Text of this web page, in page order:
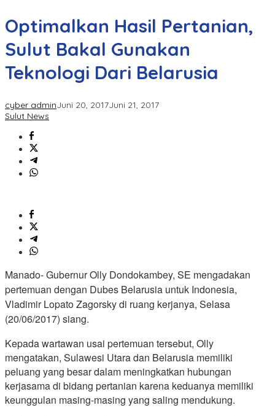
Optimalkan Hasil Pertanian,
Sulut Bakal Gunakan
Teknologi Dari Belarusia
cyber adminJuni 20, 2017Juni 21, 2017
Sulut News
Manado- Gubernur Olly Dondokambey, SE mengadakan
pertemuan dengan Dubes Belarusia untuk Indonesia,
Vladimir Lopato Zagorsky di ruang kerjanya, Selasa
(20/06/2017) siang.
Kepada wartawan usai pertemuan tersebut, Olly
mengatakan, Sulawesi Utara dan Belarusia memiliki
peluang yang besar dalam meningkatkan hubungan
kerjasama di bidang pertanian karena keduanya memiliki
keunggulan masing-masing yang saling mendukung.